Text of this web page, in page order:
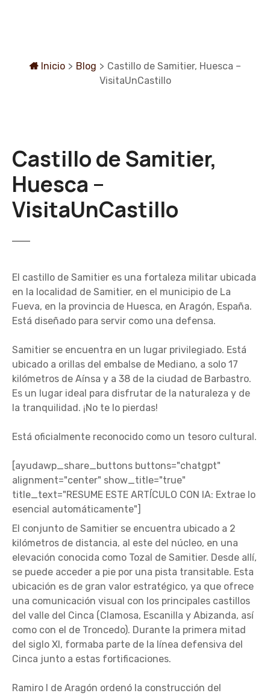
Inicio > Blog > Castillo de Samitier, Huesca –
VisitaUnCastillo
Castillo de Samitier,
Huesca –
VisitaUnCastillo
El castillo de Samitier es una fortaleza militar ubicada
en la localidad de Samitier, en el municipio de La
Fueva, en la provincia de Huesca, en Aragón, España.
Está diseñado para servir como una defensa.
Samitier se encuentra en un lugar privilegiado. Está
ubicado a orillas del embalse de Mediano, a solo 17
kilómetros de Aínsa y a 38 de la ciudad de Barbastro.
Es un lugar ideal para disfrutar de la naturaleza y de
la tranquilidad. ¡No te lo pierdas!
Está oficialmente reconocido como un tesoro cultural.
[ayudawp_share_buttons buttons="chatgpt"
alignment="center" show_title="true"
title_text="RESUME ESTE ARTÍCULO CON IA: Extrae lo
esencial automáticamente"]
El conjunto de Samitier se encuentra ubicado a 2
kilómetros de distancia, al este del núcleo, en una
elevación conocida como Tozal de Samitier. Desde allí,
se puede acceder a pie por una pista transitable. Esta
ubicación es de gran valor estratégico, ya que ofrece
una comunicación visual con los principales castillos
del valle del Cinca (Clamosa, Escanilla y Abizanda, así
como con el de Troncedo). Durante la primera mitad
del siglo XI, formaba parte de la línea defensiva del
Cinca junto a estas fortificaciones.
Ramiro I de Aragón ordenó la construcción del